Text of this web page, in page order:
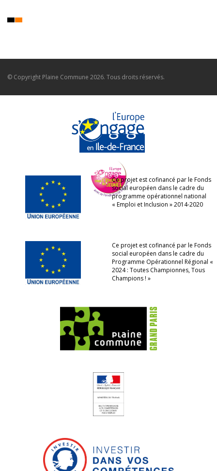
© Copyright Plaine Commune 2026. Tous droits réservés.
Ce projet est cofinancé par le Fonds
social européen dans le cadre du
programme opérationnel national
« Emploi et Inclusion » 2014-2020
Ce projet est cofinancé par le Fonds
social européen dans le cadre du
Programme Opérationnel Régional «
2024 : Toutes Championnes, Tous
Champions ! »